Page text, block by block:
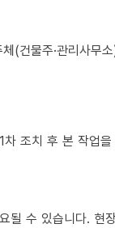
(건물주·관리사무
조치 후 본 작업을
될 수 있습니다. 현